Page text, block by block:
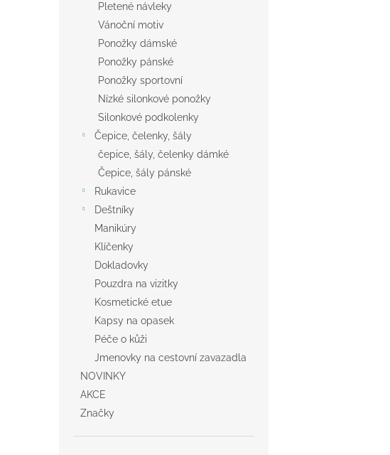
Pletené návleky
Vánoční motiv
Ponožky dámské
Ponožky pánské
Ponožky sportovní
Nízké silonkové ponožky
Silonkové podkolenky
Čepice, čelenky, šály
čepice, šály, čelenky dámké
Čepice, šály pánské
Rukavice
Deštníky
Manikúry
Klíčenky
Dokladovky
Pouzdra na vizitky
Kosmetické etue
Kapsy na opasek
Péče o kůži
Jmenovky na cestovní zavazadla
NOVINKY
AKCE
Značky